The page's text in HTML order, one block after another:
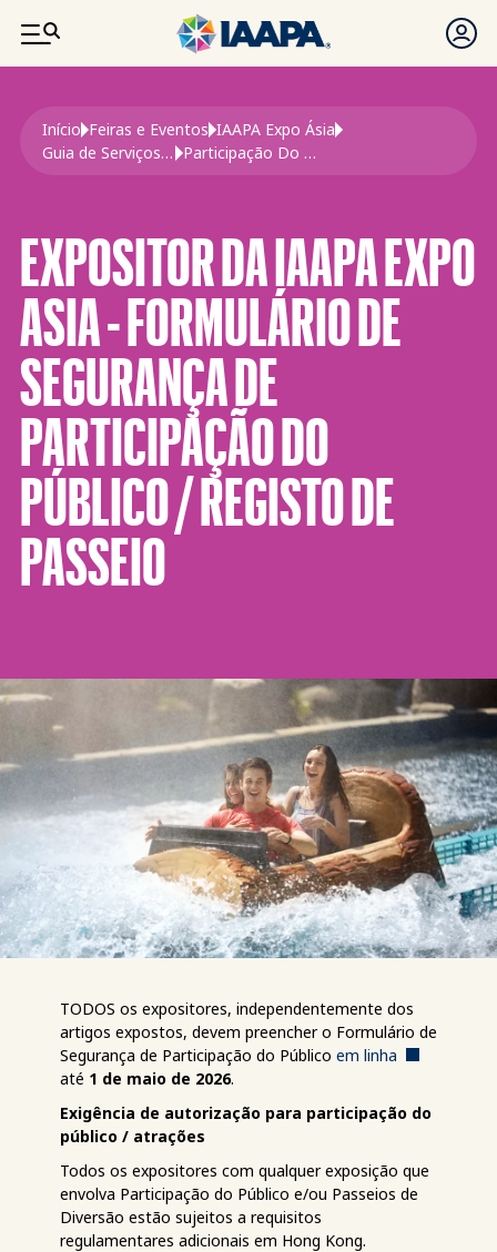
PASSAR PARA O CONTEÚDO PRINCIPAL
Navegação estrutural
Início Feiras e Eventos IAAPA Expo Ásia
Guia de Serviços Para Expositores Da Expo Ásia 2026
Participação Do Público Formulário de Segurança/Registo de Viagem Expo Ásia
EXPOSITOR DA IAAPA EXPO
ASIA - FORMULÁRIO DE
SEGURANÇA DE
PARTICIPAÇÃO DO
PÚBLICO / REGISTO DE
PASSEIO
TODOS os expositores, independentemente dos
artigos expostos, devem preencher o Formulário de
Segurança de Participação do Público em linha
até 1 de maio de 2026.
Exigência de autorização para participação do
público / atrações
Todos os expositores com qualquer exposição que
envolva Participação do Público e/ou Passeios de
Diversão estão sujeitos a requisitos
regulamentares adicionais em Hong Kong.